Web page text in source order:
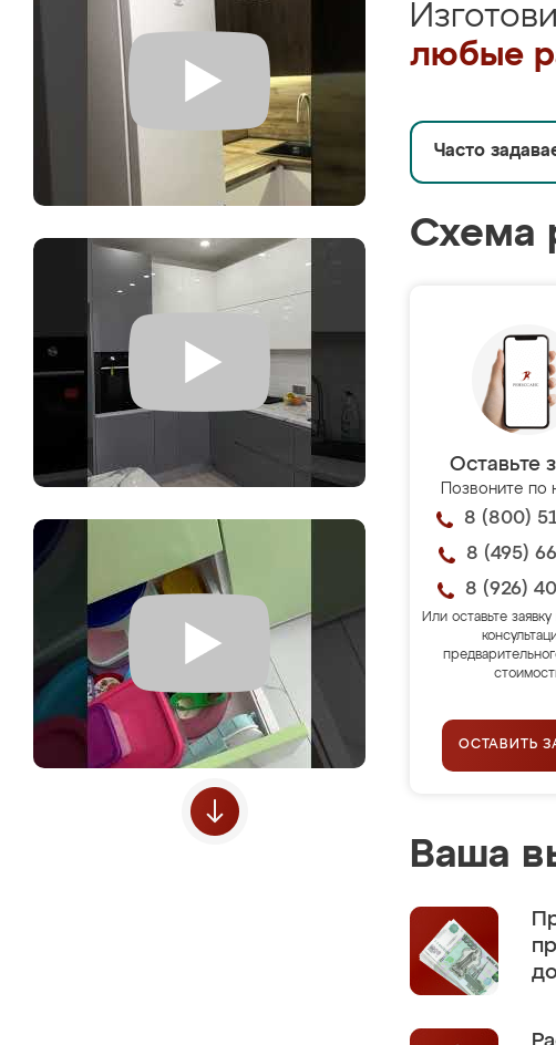
любые
Часто
Схема
Оставьте
Позвоните по
8 (800)
8 (495)
8 (926)
Или оставьте
ОСТАВИТЬ
Ваша